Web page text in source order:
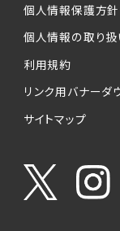
個人情報保護方針
個人情報の取り扱
利用規約
リンク用バナーダ
サイトマップ